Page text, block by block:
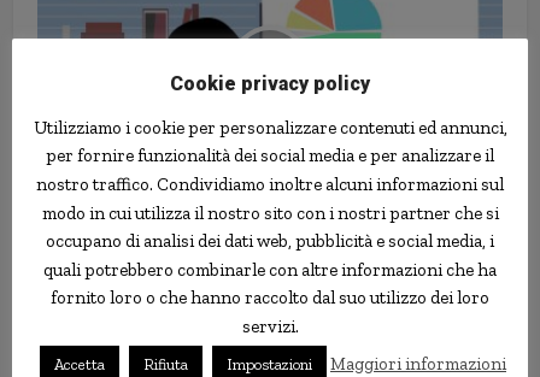
Tessile-Abbigliamento: segnali
economici positivi (in parte…)
Cookie privacy policy
Utilizziamo i cookie per personalizzare contenuti ed annunci,
per fornire funzionalità dei social media e per analizzare il
nostro traffico. Condividiamo inoltre alcuni informazioni sul
modo in cui utilizza il nostro sito con i nostri partner che si
occupano di analisi dei dati web, pubblicità e social media, i
quali potrebbero combinarle con altre informazioni che ha
fornito loro o che hanno raccolto dal suo utilizzo dei loro
servizi.
Accetta Rifiuta Impostazioni Maggiori informazioni